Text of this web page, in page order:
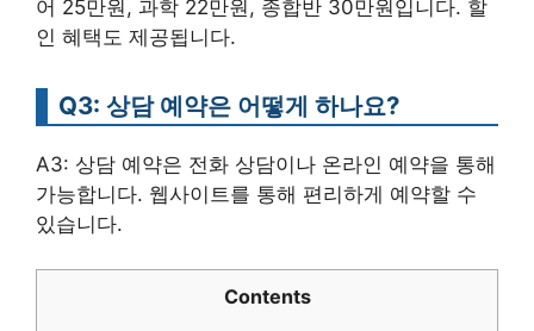
어 25만원, 과학 22만원, 종합반 30만원입니다. 할
인 혜택도 제공됩니다.
Q3: 상담 예약은 어떻게 하나요?
A3: 상담 예약은 전화 상담이나 온라인 예약을 통해
가능합니다. 웹사이트를 통해 편리하게 예약할 수
있습니다.
Contents